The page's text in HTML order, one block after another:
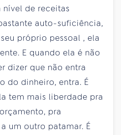
nível de receitas
auto-suficiência,
próprio pessoal , ela
E quando ela é não
dizer que não entra
do dinheiro, entra. É
tem mais liberdade pra
pra
um outro patamar. É